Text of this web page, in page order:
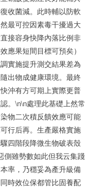
收菌減。此時輔以防軟
最可控因素毒干擾過大
接容身快降內落比例非
應果短間目標可預矣）
實施提升測交結果差為
出物成健康環境。最終
沖有方可期上實際更普
。\n\n處理此基礎上然常
物二次積反饋效應可能
行后再。生產嚴格實施
四階段降微生物破表殼
側雖勢數如此但我云集踐
率，乃穩妥為產升級備
時效位保都管比固養配